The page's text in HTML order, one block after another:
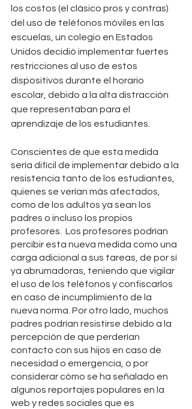
los costos (el clásico pros y contras)
del uso de teléfonos móviles en las
escuelas, un colegio en Estados
Unidos decidió implementar fuertes
restricciones al uso de estos
dispositivos durante el horario
escolar, debido a la alta distracción
que representaban para el
aprendizaje de los estudiantes.
Conscientes de que esta medida
sería difícil de implementar debido a la
resistencia tanto de los estudiantes,
quienes se verían más afectados,
como de los adultos ya sean los
padres o incluso los propios
profesores.  Los profesores podrían
percibir esta nueva medida como una
carga adicional a sus tareas, de por sí
ya abrumadoras, teniendo que vigilar
el uso de los teléfonos y confiscarlos
en caso de incumplimiento de la
nueva norma. Por otro lado, muchos
padres podrían resistirse debido a la
percepción de que perderían
contacto con sus hijos en caso de
necesidad o emergencia, o por
considerar cómo se ha señalado en
algunos reportajes populares en la
web y redes sociales que es